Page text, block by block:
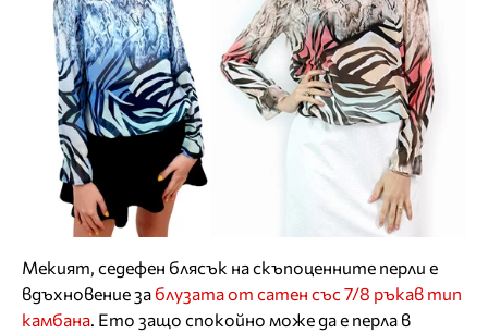
Мекият, седефен блясък на скъпоценните перли е
вдъхновение за блузата от сатен със 7/8 ръкав тип
камбана . Ето защо спокойно може да е перла в